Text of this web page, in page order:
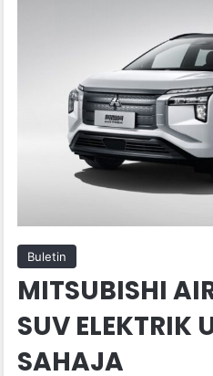
Buletin
MITSUBISHI
SUV ELEKTRIK
SAHAJA